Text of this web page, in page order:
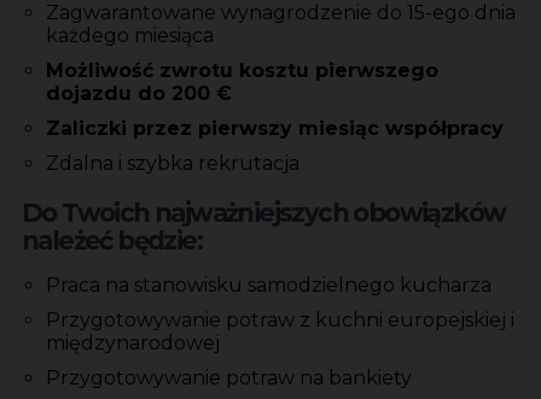
Zagwarantowane wynagrodzenie do 15-ego dnia
każdego miesiąca
Możliwość zwrotu kosztu pierwszego
dojazdu do 200 €
Zaliczki przez pierwszy miesiąc współpracy
Zdalna i szybka rekrutacja
Do Twoich najważniejszych obowiązków
należeć będzie:
Praca na stanowisku samodzielnego kucharza
Przygotowywanie potraw z kuchni europejskiej i
międzynarodowej
Przygotowywanie potraw na bankiety